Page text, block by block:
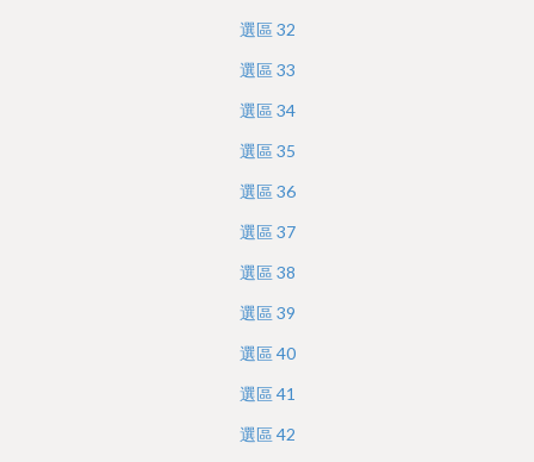
選區32
選區33
選區34
選區35
選區36
選區37
選區38
選區39
選區40
選區41
選區42